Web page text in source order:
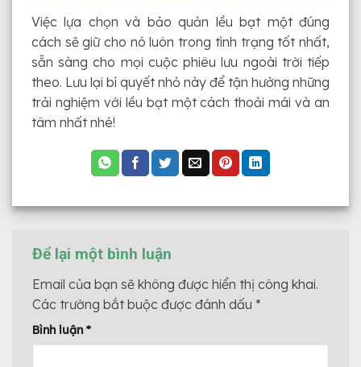
Việc lựa chọn và bảo quản lều bạt một đúng
cách sẽ giữ cho nó luôn trong tình trạng tốt nhất,
sẵn sàng cho mọi cuộc phiêu lưu ngoài trời tiếp
theo. Lưu lại bí quyết nhỏ này để tận hưởng những
trải nghiệm với lều bạt một cách thoải mái và an
tâm nhất nhé!
Để lại một bình luận
Email của bạn sẽ không được hiển thị công khai.
Các trường bắt buộc được đánh dấu *
Bình luận *